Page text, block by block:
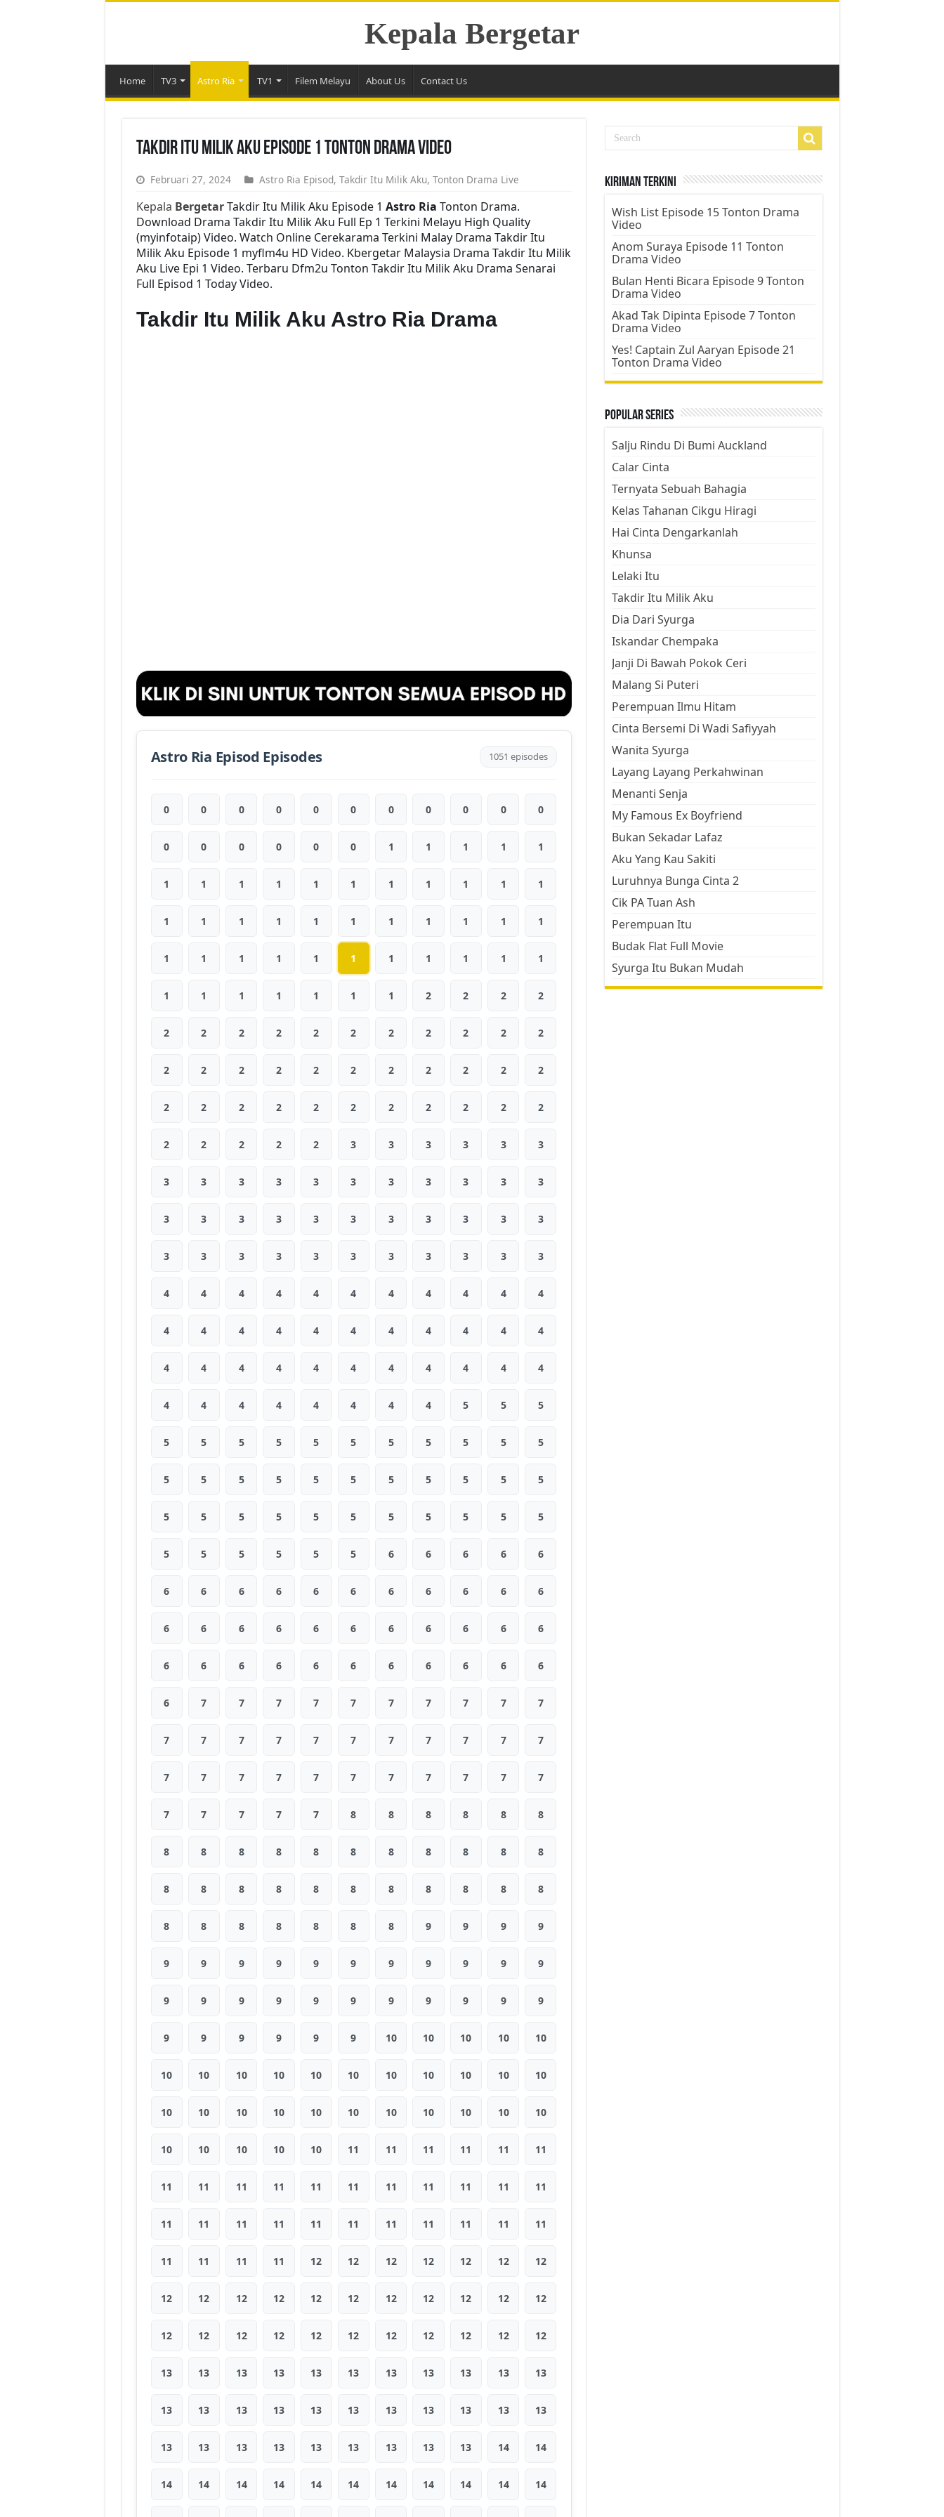
Kepala Bergetar
Home TV3 Astro Ria TV1 Filem Melayu About Us Contact Us
Takdir Itu Milik Aku Episode 1 Tonton Drama Video
Februari 27, 2024 Astro Ria Episod, Takdir Itu Milik Aku, Tonton Drama Live
Kepala BergetarTakdir Itu Milik Aku Episode 1 Astro Ria Tonton Drama.
Download Drama Takdir Itu Milik Aku Full Ep 1 Terkini Melayu High Quality
(myinfotaip) Video. Watch Online Cerekarama Terkini Malay Drama Takdir Itu
Milik Aku Episode 1 myflm4u HD Video. Kbergetar Malaysia Drama Takdir Itu Milik
Aku Live Epi 1 Video. Terbaru Dfm2u Tonton Takdir Itu Milik Aku Drama Senarai
Full Episod 1 Today Video.
Takdir Itu Milik Aku Astro Ria Drama
Astro Ria Episod Episodes 1051 episodes
0 0 0 0 0 0 0 0 0 0 0
0 0 0 0 0 0 1 1 1 1 1
1 1 1 1 1 1 1 1 1 1 1
1 1 1 1 1 1 1 1 1 1 1
1 1 1 1 1 1 1 1 1 1 1
1 1 1 1 1 1 1 2 2 2 2
2 2 2 2 2 2 2 2 2 2 2
2 2 2 2 2 2 2 2 2 2 2
2 2 2 2 2 2 2 2 2 2 2
2 2 2 2 2 3 3 3 3 3 3
3 3 3 3 3 3 3 3 3 3 3
3 3 3 3 3 3 3 3 3 3 3
3 3 3 3 3 3 3 3 3 3 3
4 4 4 4 4 4 4 4 4 4 4
4 4 4 4 4 4 4 4 4 4 4
4 4 4 4 4 4 4 4 4 4 4
4 4 4 4 4 4 4 4 5 5 5
5 5 5 5 5 5 5 5 5 5 5
5 5 5 5 5 5 5 5 5 5 5
5 5 5 5 5 5 5 5 5 5 5
5 5 5 5 5 5 6 6 6 6 6
6 6 6 6 6 6 6 6 6 6 6
6 6 6 6 6 6 6 6 6 6 6
6 6 6 6 6 6 6 6 6 6 6
6 7 7 7 7 7 7 7 7 7 7
7 7 7 7 7 7 7 7 7 7 7
7 7 7 7 7 7 7 7 7 7 7
7 7 7 7 7 8 8 8 8 8 8
8 8 8 8 8 8 8 8 8 8 8
8 8 8 8 8 8 8 8 8 8 8
8 8 8 8 8 8 8 9 9 9 9
9 9 9 9 9 9 9 9 9 9 9
9 9 9 9 9 9 9 9 9 9 9
9 9 9 9 9 9 10 10 10 10 10
10 10 10 10 10 10 10 10 10 10 10
10 10 10 10 10 10 10 10 10 10 10
10 10 10 10 10 11 11 11 11 11 11
11 11 11 11 11 11 11 11 11 11 11
11 11 11 11 11 11 11 11 11 11 11
11 11 11 11 12 12 12 12 12 12 12
12 12 12 12 12 12 12 12 12 12 12
12 12 12 12 12 12 12 12 12 12 12
13 13 13 13 13 13 13 13 13 13 13
13 13 13 13 13 13 13 13 13 13 13
13 13 13 13 13 13 13 13 13 14 14
14 14 14 14 14 14 14 14 14 14 14
Kiriman Terkini
Wish List Episode 15 Tonton Drama
Video
Anom Suraya Episode 11 Tonton
Drama Video
Bulan Henti Bicara Episode 9 Tonton
Drama Video
Akad Tak Dipinta Episode 7 Tonton
Drama Video
Yes! Captain Zul Aaryan Episode 21
Tonton Drama Video
Popular Series
Salju Rindu Di Bumi Auckland
Calar Cinta
Ternyata Sebuah Bahagia
Kelas Tahanan Cikgu Hiragi
Hai Cinta Dengarkanlah
Khunsa
Lelaki Itu
Takdir Itu Milik Aku
Dia Dari Syurga
Iskandar Chempaka
Janji Di Bawah Pokok Ceri
Malang Si Puteri
Perempuan Ilmu Hitam
Cinta Bersemi Di Wadi Safiyyah
Wanita Syurga
Layang Layang Perkahwinan
Menanti Senja
My Famous Ex Boyfriend
Bukan Sekadar Lafaz
Aku Yang Kau Sakiti
Luruhnya Bunga Cinta 2
Cik PA Tuan Ash
Perempuan Itu
Budak Flat Full Movie
Syurga Itu Bukan Mudah